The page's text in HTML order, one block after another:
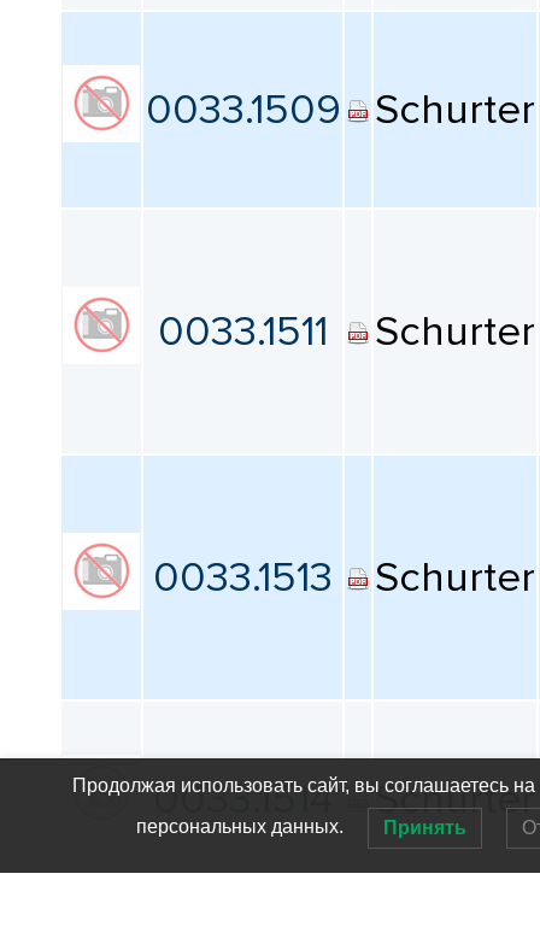
0033.1509 Schurter
0033.1511 Schurter
0033.1513 Schurter
0033.1514 Schurter
Продолжая использовать сайт, вы соглашаетесь
персональных данных. Принять